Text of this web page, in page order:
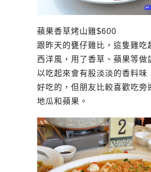
蘋果香草烤山雞$600
跟昨天的甕仔雞比，這隻雞吃
西洋風，用了香草、蘋果等做
以吃起來會有股淡淡的香料味
好吃的，但朋友比較喜歡吃旁
地瓜和蘋果。